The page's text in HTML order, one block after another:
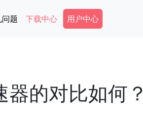
题 下载中心 Secondary Menu
用户中心
的对比如何？